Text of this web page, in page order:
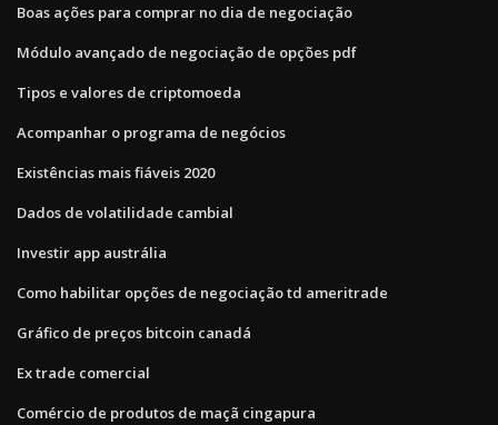
Boas ações para comprar no dia de negociação
Módulo avançado de negociação de opções pdf
Tipos e valores de criptomoeda
Acompanhar o programa de negócios
Existências mais fiáveis ​​2020
Dados de volatilidade cambial
Investir app austrália
Como habilitar opções de negociação td ameritrade
Gráfico de preços bitcoin canadá
Ex trade comercial
Comércio de produtos de maçã cingapura